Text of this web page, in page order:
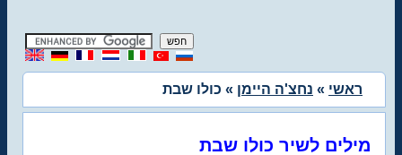
ראשי » נחצ'ה היימן » כולו שבת
מילים לשיר כולו שבת